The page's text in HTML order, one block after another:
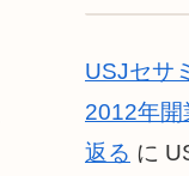
USJセサ
2012年開
返る に